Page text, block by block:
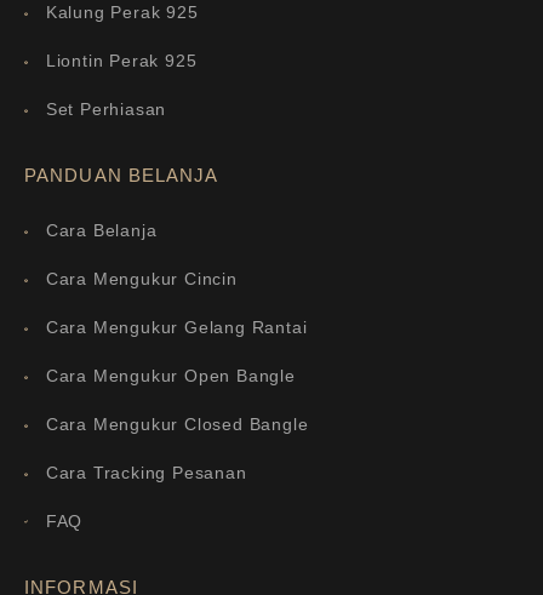
Kalung Perak 925
Liontin Perak 925
Set Perhiasan
PANDUAN BELANJA
Cara Belanja
Cara Mengukur Cincin
Cara Mengukur Gelang Rantai
Cara Mengukur Open Bangle
Cara Mengukur Closed Bangle
Cara Tracking Pesanan
FAQ
INFORMASI